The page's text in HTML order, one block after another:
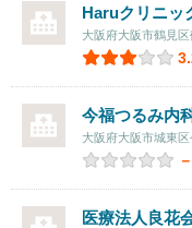
Haruクリニッ
大阪府大阪市鶴見区
今福つるみ内
大阪府大阪市城東区
－
医療法人良花